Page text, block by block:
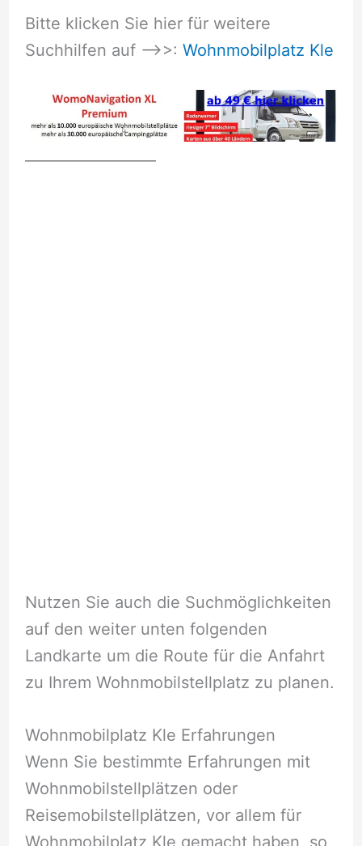
Bitte klicken Sie hier für weitere
Suchhilfen auf –>>: Wohnmobilplatz Kle
Nutzen Sie auch die Suchmöglichkeiten
auf den weiter unten folgenden
Landkarte um die Route für die Anfahrt
zu Ihrem Wohnmobilstellplatz zu planen.
Wohnmobilplatz Kle Erfahrungen
Wenn Sie bestimmte Erfahrungen mit
Wohnmobilstellplätzen oder
Reisemobilstellplätzen, vor allem für